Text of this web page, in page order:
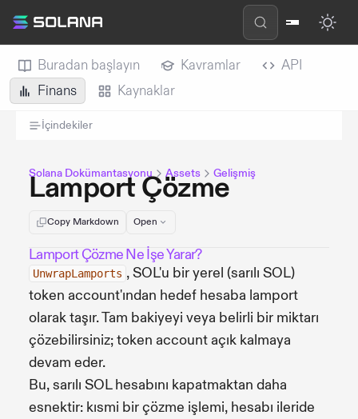
Buradan başlayın Kavramlar
API
Finans
Kaynaklar
İçindekiler
Solana Dokümantasyonu Assets Gelişmiş
Lamport Çözme
Copy Markdown Open
Lamport Çözme Ne İşe Yarar?
UnwrapLamports , SOL'u bir yerel (sarılı SOL)
token account'ından hedef hesaba lamport
olarak taşır. Tam bakiyeyi veya belirli bir miktarı
çözebilirsiniz; token account açık kalmaya
devam eder.
Bu, sarılı SOL hesabını kapatmaktan daha
esnektir: kısmi bir çözme işlemi, hesabı ileride